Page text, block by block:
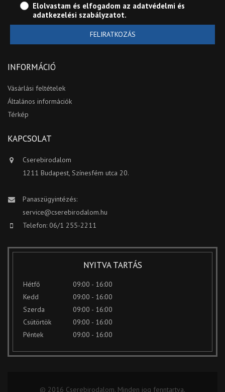
Elolvastam és elfogadom az adatvédelmi és
adatkezelési szabályzatot.
FELIRATKOZÁS
INFORMÁCIÓ
Vásárlási feltételek
Általános információk
Térkép
KAPCSOLAT
Cserebirodalom
1211 Budapest, Színesfém utca 20.
Panaszügyintézés:
service@cserebirodalom.hu
Telefon: 06/1 255-2211
NYITVA TARTÁS
Hétfő
09:00 - 16:00
Kedd
09:00 - 16:00
Szerda
09:00 - 16:00
Csütörtök
09:00 - 16:00
Péntek
09:00 - 16:00
© 2016 Cserebirodalom. Minden jog fenntartva.